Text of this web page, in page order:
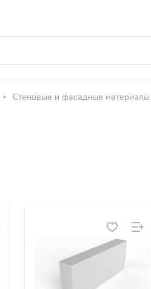
Стеновые и фасадные материалы